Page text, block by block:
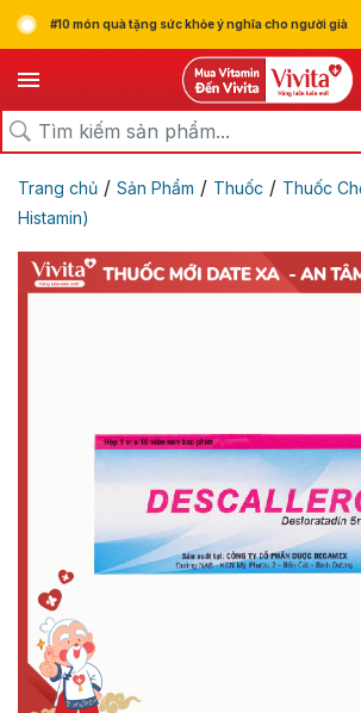
#10 món quà tặng sức khỏe ý nghĩa cho người già
Trang chủ / Sản Phẩm / Thuốc / Thuốc
Histamin)